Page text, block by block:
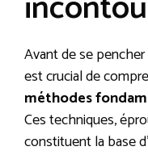
Avant de se
est crucial de
méthodes
Ces techniques,
constituent la base